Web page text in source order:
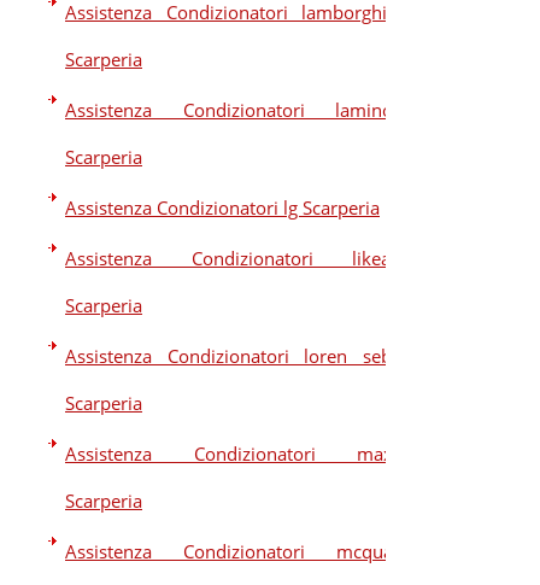
Assistenza Condizionatori lamborghini
Scarperia
Assistenza Condizionatori laminox
Scarperia
Assistenza Condizionatori lg Scarperia
Assistenza Condizionatori likeair
Scarperia
Assistenza Condizionatori loren sebo
Scarperia
Assistenza Condizionatori maxa
Scarperia
Assistenza Condizionatori mcquay